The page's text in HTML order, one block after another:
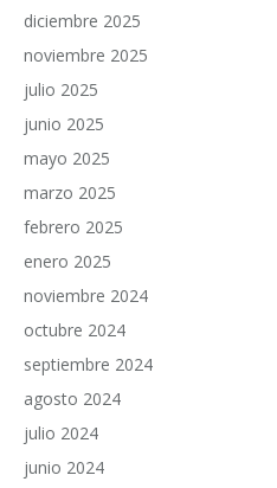
diciembre 2025
noviembre 2025
julio 2025
junio 2025
mayo 2025
marzo 2025
febrero 2025
enero 2025
noviembre 2024
octubre 2024
septiembre 2024
agosto 2024
julio 2024
junio 2024